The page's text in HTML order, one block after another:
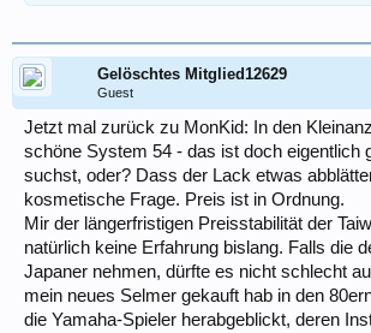
Gelöschtes Mitglied12629
Guest
Jetzt mal zurück zu MonKid: In den
schöne System 54 - das ist doch eigentlich
suchst, oder? Dass der Lack etwas
kosmetische Frage. Preis ist in Ordnung.
Mir der längerfristigen Preisstabilität der
natürlich keine Erfahrung bislang. Falls die
Japaner nehmen, dürfte es nicht schlecht
mein neues Selmer gekauft hab in den
die Yamaha-Spieler herabgeblickt, deren